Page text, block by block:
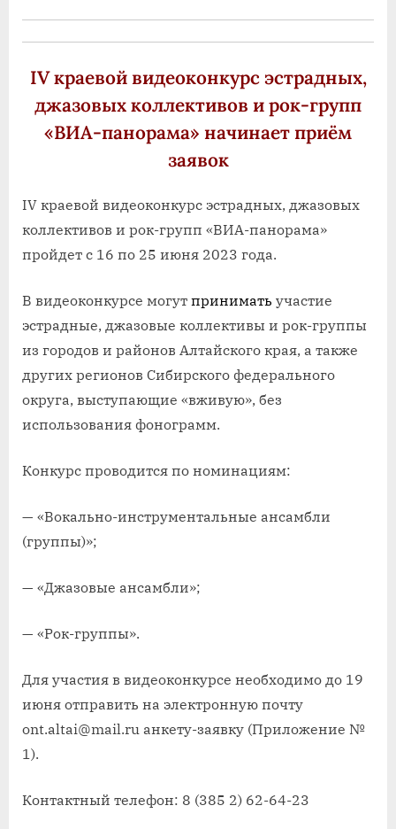
IV краевой видеоконкурс эстрадных,
джазовых коллективов и рок-групп
«ВИА-панорама» начинает приём
заявок
IV краевой видеоконкурс эстрадных, джазовых
коллективов и рок-групп «ВИА-панорама»
пройдет с 16 по 25 июня 2023 года.
В видеоконкурсе могут принимать участие
эстрадные, джазовые коллективы и рок-группы
из городов и районов Алтайского края, а также
других регионов Сибирского федерального
округа, выступающие «вживую», без
использования фонограмм.
Конкурс проводится по номинациям:
— «Вокально-инструментальные ансамбли
(группы)»;
— «Джазовые ансамбли»;
— «Рок-группы».
Для участия в видеоконкурсе необходимо до 19
июня отправить на электронную почту
ont.altai@mail.ru анкету-заявку (Приложение №
1).
Контактный телефон: 8 (385 2) 62-64-23